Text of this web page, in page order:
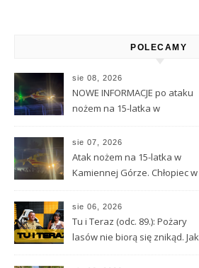
POLECAMY
sie 08, 2026
NOWE INFORMACJE po ataku
nożem na 15-latka w
sie 07, 2026
Atak nożem na 15-latka w
Kamiennej Górze. Chłopiec w
przetransportowany
śmigłowcem LPR
sie 06, 2026
Tu i Teraz (odc. 89.): Pożary
lasów nie biorą się znikąd. Jak